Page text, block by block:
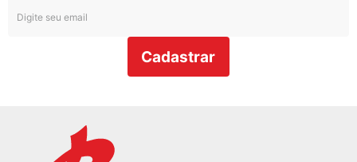
Cadastrar